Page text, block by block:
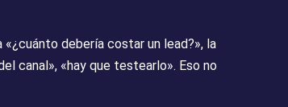
debería costar un lead?», la
canal», «hay que testearlo». Eso no